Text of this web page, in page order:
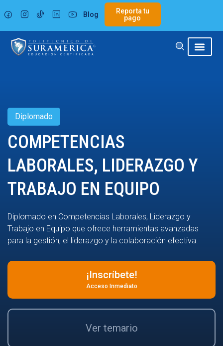
al
contenido
Blog
Reporta tu
pago
Diplomado
COMPETENCIAS
LABORALES, LIDERAZGO Y
TRABAJO EN EQUIPO
Diplomado en Competencias Laborales, Liderazgo y
Trabajo en Equipo que ofrece herramientas avanzadas
para la gestión, el liderazgo y la colaboración efectiva.
¡Inscríbete!
Acceso Inmediato
Ver temario